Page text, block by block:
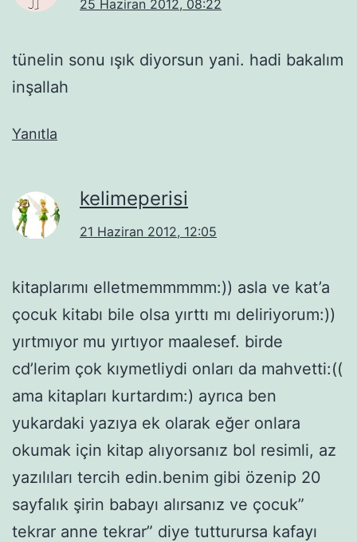
25 Haziran 2012, 08:22
tünelin sonu ışık diyorsun yani. hadi bakalım
inşallah
Yanıtla
kelimeperisi
21 Haziran 2012, 12:05
kitaplarımı elletmemmmmm:)) asla ve kat’a
çocuk kitabı bile olsa yırttı mı deliriyorum:))
yırtmıyor mu yırtıyor maalesef. birde
cd’lerim çok kıymetliydi onları da mahvetti:((
ama kitapları kurtardım:) ayrıca ben
yukardaki yazıya ek olarak eğer onlara
okumak için kitap alıyorsanız bol resimli, az
yazılıları tercih edin.benim gibi özenip 20
sayfalık şirin babayı alırsanız ve çocuk”
tekrar anne tekrar” diye tutturursa kafayı